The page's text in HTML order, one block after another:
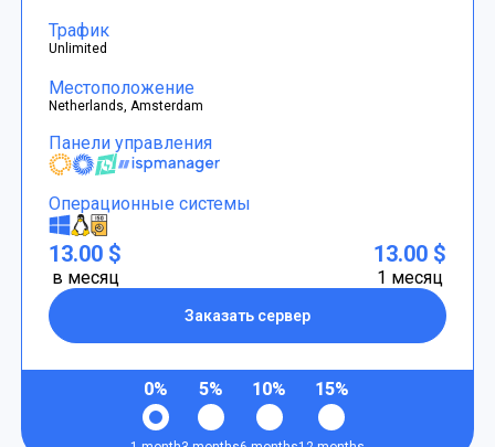
Трафик
Unlimited
Местоположение
Netherlands, Amsterdam
Панели управления
Операционные системы
13.00 $
в месяц
Заказать сервер
13.00 $
1 месяц
0% 5% 10% 15%